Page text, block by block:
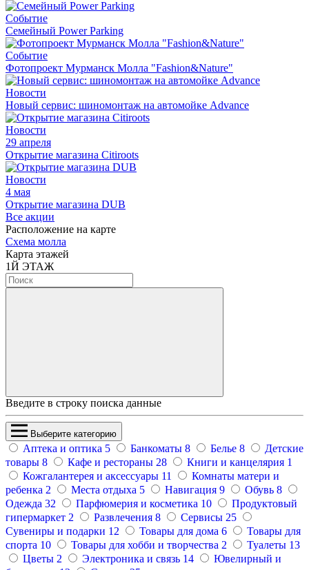
Событие
Семейный Power Parking
Событие
Фотопроект Мурманск Молла "Fashion&Nature"
Новости
Новый сервис: шиномонтаж на автомойке Advance
Новости
29 апреля
Открытие магазина Citiroots
Новости
4 мая
Открытие магазина DUB
Все акции
Расположение на карте
Схема молла
Карта этажей
1Й ЭТАЖ
Введите в строку поиска данные
Выберите категорию
Аптека и оптика 5 Банкоматы 8 Белье 8
Детские
товары 8 Кафе и рестораны 28 Книги и канцелярия 1
Кожгалантерея и аксессуары 11
Комнаты матери и
ребенка 2 Места отдыха 5 Навигация 9 Обувь 8
Одежда 32 Парфюмерия и косметика 10
Продуктовый
гипермаркет 2 Развлечения 8 Сервисы 25
Сувениры и подарки 12 Товары для дома 6
Товары для
спорта 10 Товары для хобби и творчества 2 Туалеты 13
Цветы 2 Электроника и связь 14
Ювелирный и